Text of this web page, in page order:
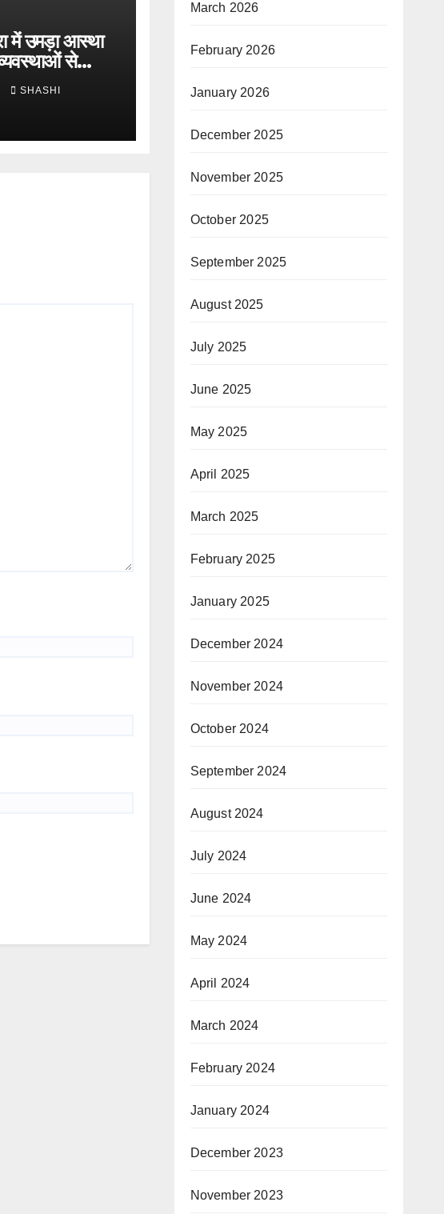
में उमड़ा आस्था
से
SHASHI
March 2026
February 2026
January 2026
December 2025
November 2025
October 2025
September 2025
August 2025
July 2025
June 2025
May 2025
April 2025
March 2025
February 2025
January 2025
December 2024
November 2024
October 2024
September 2024
August 2024
July 2024
June 2024
May 2024
April 2024
March 2024
February 2024
January 2024
December 2023
November 2023